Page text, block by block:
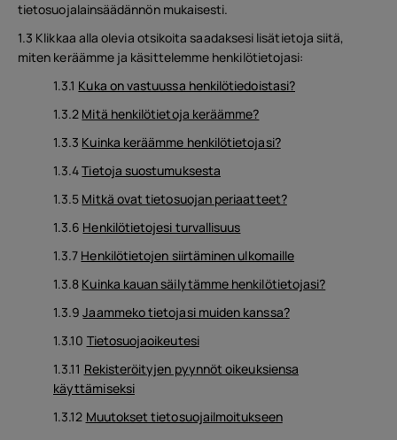
tietosuojalainsäädännön mukaisesti.
1.3 Klikkaa alla olevia otsikoita saadaksesi lisätietoja siitä,
miten keräämme ja käsittelemme henkilötietojasi:
1.3.1 Kuka on vastuussa henkilötiedoistasi?
1.3.2 Mitä henkilötietoja keräämme?
1.3.3 Kuinka keräämme henkilötietojasi?
1.3.4Tietoja suostumuksesta
1.3.5 Mitkä ovat tietosuojan periaatteet?
1.3.6 Henkilötietojesi turvallisuus
1.3.7 Henkilötietojen siirtäminen ulkomaille
1.3.8 Kuinka kauan säilytämme henkilötietojasi?
1.3.9Jaammeko tietojasi muiden kanssa?
1.3.10 Tietosuojaoikeutesi
1.3.11 Rekisteröityjen pyynnöt oikeuksiensa
käyttämiseksi
1.3.12 Muutokset tietosuojailmoitukseen